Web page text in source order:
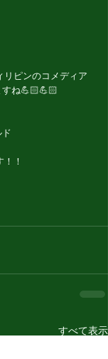
リピンのコメディア
ね💪🏻💪🏻
ド
！
すべて表示